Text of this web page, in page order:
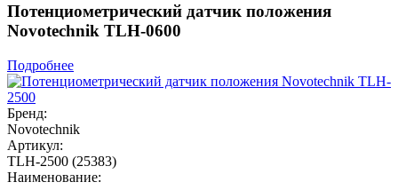
Потенциометрический датчик положения
Novotechnik TLH-0600
Подробнее
Бренд:
Novotechnik
Артикул:
TLH-2500 (25383)
Наименование: